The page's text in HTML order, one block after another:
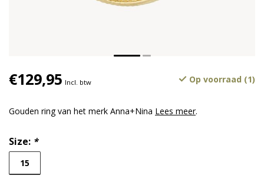
€129,95 Incl. btw Op voorraad (1)
Gouden ring van het merk Anna+Nina Lees meer.
Size: *
15